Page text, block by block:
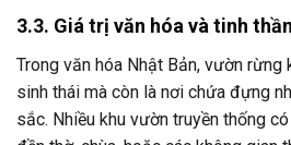
3.3. Giá trị văn hóa và tinh thần
Trong văn hóa Nhật Bản, vườn rừng
sinh thái mà còn là nơi chứa đựng
sắc. Nhiều khu vườn truyền thống